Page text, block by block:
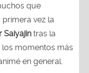
que
vez la
Saiyajin tras la
los momentos más
en general.